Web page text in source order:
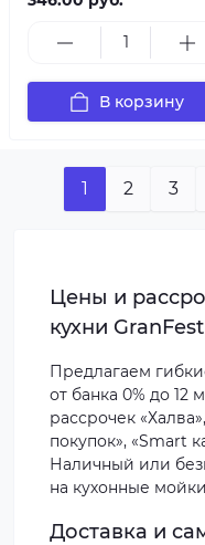
В корзину
1 2 3
Цены и
кухни
Предлагаем
от банка 0% до 12
рассрочек
покупок», «Smart
Наличный или
на кухонные
Доставка и